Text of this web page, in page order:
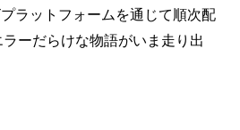
ラットフォームを通じて順次配
ーだらけな物語がいま走り出